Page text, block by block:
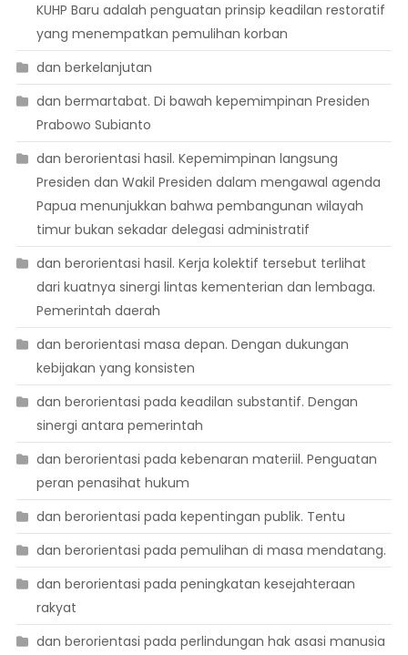
KUHP Baru adalah penguatan prinsip keadilan restoratif
yang menempatkan pemulihan korban
dan berkelanjutan
dan bermartabat. Di bawah kepemimpinan Presiden
Prabowo Subianto
dan berorientasi hasil. Kepemimpinan langsung
Presiden dan Wakil Presiden dalam mengawal agenda
Papua menunjukkan bahwa pembangunan wilayah
timur bukan sekadar delegasi administratif
dan berorientasi hasil. Kerja kolektif tersebut terlihat
dari kuatnya sinergi lintas kementerian dan lembaga.
Pemerintah daerah
dan berorientasi masa depan. Dengan dukungan
kebijakan yang konsisten
dan berorientasi pada keadilan substantif. Dengan
sinergi antara pemerintah
dan berorientasi pada kebenaran materiil. Penguatan
peran penasihat hukum
dan berorientasi pada kepentingan publik. Tentu
dan berorientasi pada pemulihan di masa mendatang.
dan berorientasi pada peningkatan kesejahteraan
rakyat
dan berorientasi pada perlindungan hak asasi manusia